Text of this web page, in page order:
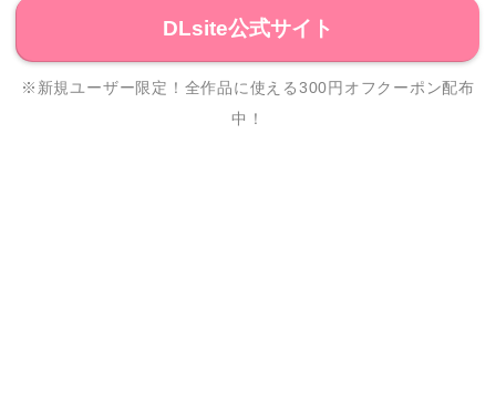
DLsite公式サイト
※新規ユーザー限定！全作品に使える300円オフクーポン配布
中！